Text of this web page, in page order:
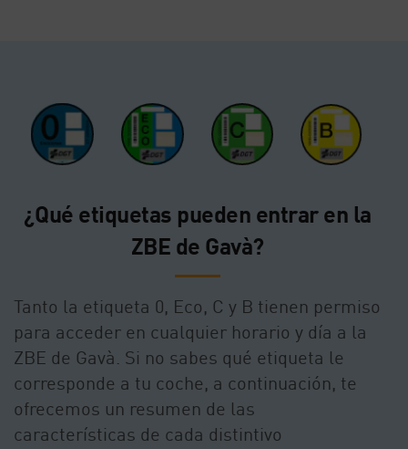
¿Qué etiquetas pueden entrar en la
ZBE de Gavà?
Tanto la etiqueta 0, Eco, C y B tienen permiso
para acceder en cualquier horario y día a la
ZBE de Gavà. Si no sabes qué etiqueta le
corresponde a tu coche, a continuación, te
ofrecemos un resumen de las
características de cada distintivo